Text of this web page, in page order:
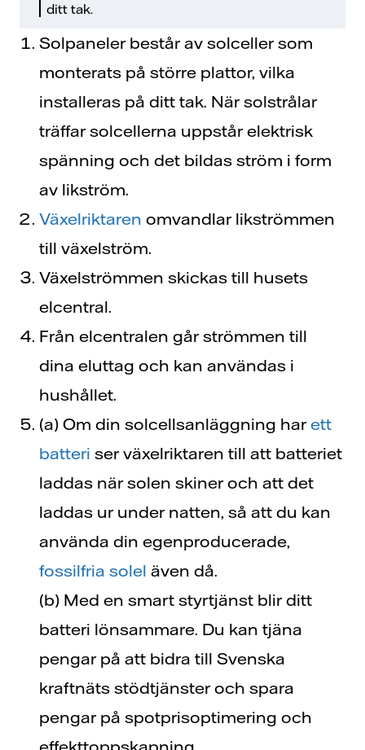
ditt tak.
Solpaneler består av solceller som
monterats på större plattor, vilka
installeras på ditt tak. När solstrålar
träffar solcellerna uppstår elektrisk
spänning och det bildas ström i form
av likström.
Växelriktaren omvandlar likströmmen
till växelström.
Växelströmmen skickas till husets
elcentral.
Från elcentralen går strömmen till
dina eluttag och kan användas i
hushållet.
(a) Om din solcellsanläggning har ett
batteri ser växelriktaren till att batteriet
laddas när solen skiner och att det
laddas ur under natten, så att du kan
använda din egenproducerade,
fossilfria solel även då.
(b) Med en smart styrtjänst blir ditt
batteri lönsammare. Du kan tjäna
pengar på att bidra till Svenska
kraftnäts stödtjänster och spara
pengar på spotprisoptimering och